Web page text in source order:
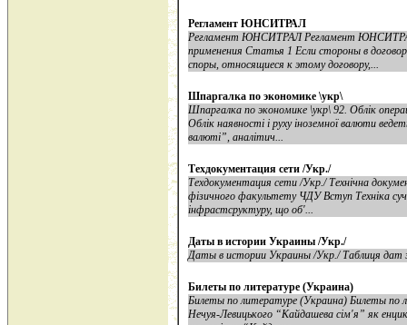
Регламент ЮНСИТРАЛ
Регламент ЮНСИТРАЛ Регламент
применения Статья 1 Если стороны в
споры, относящиеся к этому договору,...
Шпаргалка по экономике \укр\
Шпаргалка по экономике \укр\ 92. Облік
Облік наявності і руху іноземної валюти
валюті”, аналітич...
Техдокументация сети /Укр./
Техдокументация сети /Укр./ Технічна
фізичного факультету ЧДУ Вступ Техніка
інфрастсруктуру, що об'...
Даты в истории Украины /Укр./
Даты в истории Украины /Укр./ Таблиця дат
Билеты по литературе (Украина)
Билеты по литературе (Украина) Билеты по
Нечуя-Левицького “Кайдашева сім'я” як